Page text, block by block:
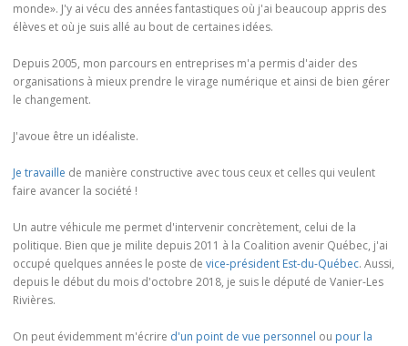
monde». J'y ai vécu des années fantastiques où j'ai beaucoup appris des
élèves et où je suis allé au bout de certaines idées.
Depuis 2005, mon parcours en entreprises m'a permis d'aider des
organisations à mieux prendre le virage numérique et ainsi de bien gérer
le changement.
J'avoue être un idéaliste.
Je travaille de manière constructive avec tous ceux et celles qui veulent
faire avancer la société !
Un autre véhicule me permet d'intervenir concrètement, celui de la
politique. Bien que je milite depuis 2011 à la Coalition avenir Québec, j'ai
occupé quelques années le poste de vice-président Est-du-Québec. Aussi,
depuis le début du mois d'octobre 2018, je suis le député de Vanier-Les
Rivières.
On peut évidemment m'écrire d'un point de vue personnel ou pour la